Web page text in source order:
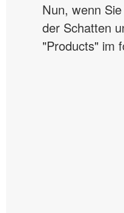
Nun, wenn
der Schatten
"Products" im